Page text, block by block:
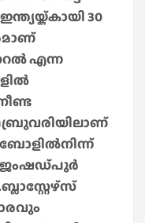
30
എന്ന
ജംഷഡ്പുർ